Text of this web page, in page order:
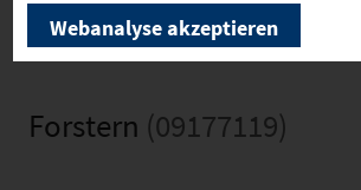
Forstern (09177119)
Webanalyse akzeptieren